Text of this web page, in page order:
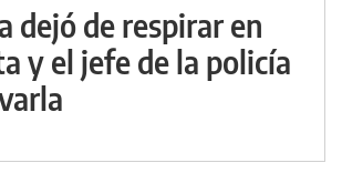
dejó de respirar en
y el jefe de la policía